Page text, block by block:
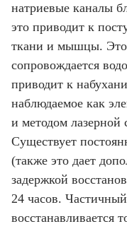
натриевые каналы
это приводит к
ткани и мышцы. Это
сопровождается
приводит к
наблюдаемое как
и методом
Существует
(также это дает
задержкой
24 часов.
восстанавливается